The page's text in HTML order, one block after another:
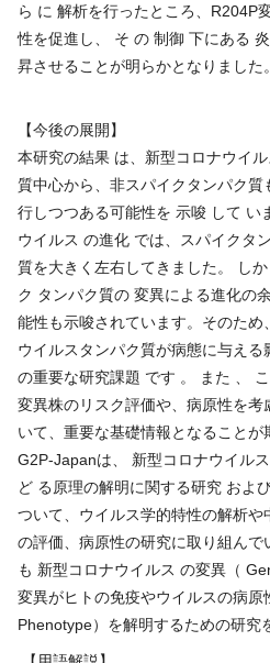
ら に 解析を行ったところ、R204P
性を促進し、 そ の 制御 下にある
昇させることが明らかとなりました。
【今後の展開】
本研究の結果 は、新型コロナウイ
質中心から、非スパイクタンパク
行しつつある可能性を 示唆 して い
ウイルス の進化 では、スパイクタ
質を大きく左右してきました。 し
ク タンパク質の 変異による進化の
能性も示唆されています。そのた
ウイルスタンパク質が病態に与え
の重要な研究課題 です 。 また 、
変異株のリスク評価や、病原性を
いて、重要な基礎情報となることが
G2P-Japanは、 新型コロナウイル
ど る原理の解明に関する研究 およ
ついて、ウイルス学的特性の解析
の評価、病原性の研究に取り組ん
も 新型コロナウイルス の変異（
変異がヒトの免疫やウイルスの病原
Phenotype）を解明するための研究